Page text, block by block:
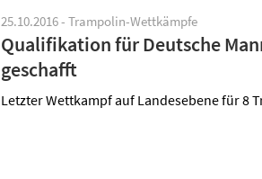
25.10.2016 - Trampolin-Wettkämpfe
Qualifikation für Deutsche
geschafft
Letzter Wettkampf auf Landesebene für 8